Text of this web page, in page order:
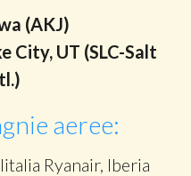
(AKJ)
City, UT (SLC-Salt
aeree:
Ryanair, Iberia